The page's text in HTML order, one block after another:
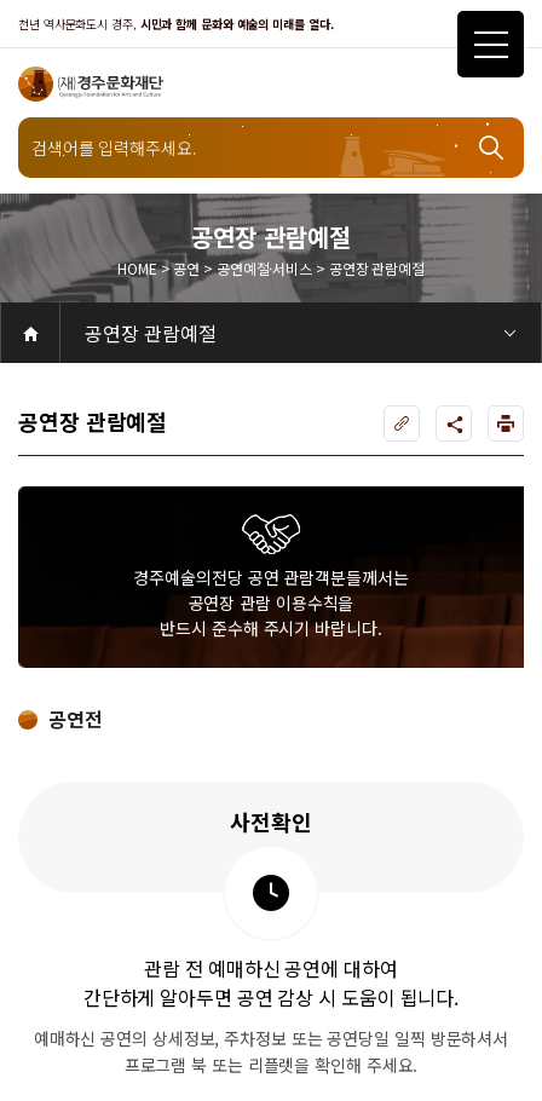
천년 역사문화도시 경주, 시민과 함께 문화와 예술의 미래를 열다.
공연장 관람예절
HOME > 공연 > 공연예절·서비스 > 공연장 관람예절
공연
공연예절·서비스
공연장 관람예절
공연
공연일정
객석안내
화랑홀
화랑홀 2층
화랑홀 3층
원화홀
티켓안내
티켓안내
티켓예매
티켓수령
할인규정
취소·환불규정
문화나눔티켓
공연예절·서비스
공연장 관람예절
공연장 편의서비스
전시
전시일정
현재전시
예정전시
지난전시
전시연계교육신청
알천미술관소장품
전시예절·서비스
미술관 관람예절
미술관 편의서비스
아카데미
교육일정
문화행사
행사일정
행사소개
경주 대릉원돌담길 축제
국제경주역사문화포럼
금속공예관
경주 e스포츠 페스티벌
돗자리피크닉
국제경주역사문화포럼
교촌문화공연 신라오기
신라문화제
국제뮤직페스티벌
경주문화관1918
교촌버스킹
지역예술인 지원사업
봉황대 뮤직스퀘어
경주국악여행
제야의 종 타종식
한수원아트페스티벌
한복문화주간
동아시아 문화도시
MyK FESTA in 경주
경주시 관광기념품 공모전
뉴스
갤러리
대관
대관공고·절차
경주예술의전당
경주문화관1918
대관운영조례
운영조례
경주예술의전당
운영규칙
공연장 및 부대시설
알천미술관
경주문화관1918
사용료
경주예술의전당
경주문화관1918
대관신청
경주예술의전당
경주문화관1918
시설소개
경주예술의전당
시설소개
공연장
화랑홀
원화홀
알천미술관
기타시설
경주문화관1918
시립예술단
시립극단
시립극단 소개
단원현황
시립합창단
시립합창단 소개
단원현황
시립신라고취대
시립신라고취대 소개
단원현황
연간일정
열린마당
공지사항
공지사항
입찰정보
채용정보
자료실
홍보·보도자료
서식·매뉴얼
웹진
Q&A
FAQ
가입 및 정보
공연
전시
아카데미
대관
기타
질문과답변
우수고객
회원안내 · 혜택
우수고객
경주문화재단
인사말
재단소개
비전전략
사업안내
연혁
재단CI
조직도
ESG 윤리·경영
ESG경영 선언문
인권경영선언문
임직원행동강령
문화서비스윤리헌장
통합신고센터
경영공시
경영목표 예산서 운영계획
결산서
임원 및 운영인력 현황 인건비 예산 집행현황
경영실적
외부기관 감사
기타공시
계약현황
기부금현황
업무추진비 복리후생비 내역
오시는길
경주예술의전당
경주문화관1918
신라금속공예관
공연장 관람예절
경주예술의전당 공연 관람객분들께서는
공연장 관람 이용수칙을
반드시 준수해 주시기 바랍니다.
공연전
사전확인
관람 전 예매하신 공연에 대하여
간단하게 알아두면 공연 감상 시 도움이 됩니다.
예매하신 공연의 상세정보, 주차정보 또는 공연당일 일찍 방문하셔서
프로그램 북 또는 리플렛을 확인해 주세요.